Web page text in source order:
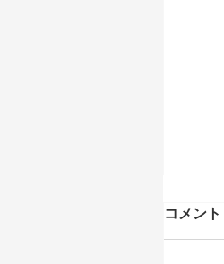
コメント